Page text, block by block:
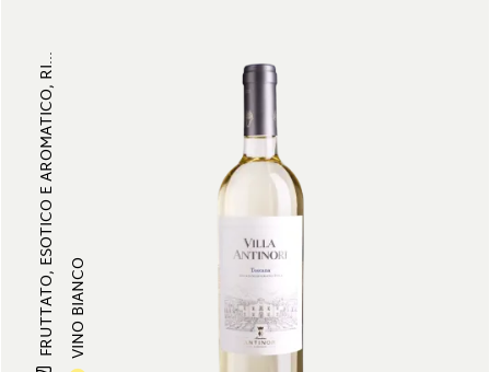
FRUTTATO, ESOTICO E AROMATICO, RI...VINO BIANCO